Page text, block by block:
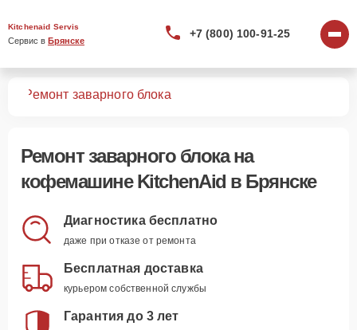
Kitchenaid Servis
Сервис в Брянске
+7 (800) 100-91-25
Ремонт заварного блока
Ремонт заварного блокана
кофемашине KitchenAid в Брянске
Диагностика бесплатно
даже при отказе от ремонта
Бесплатная доставка
курьером собственной службы
Гарантия до 3 лет